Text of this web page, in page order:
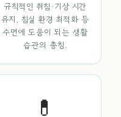
규칙적인 취침·기상 시간
유지, 침실 환경 최적화 등
수면에 도움이 되는 생활
습관의 총칭.
💊